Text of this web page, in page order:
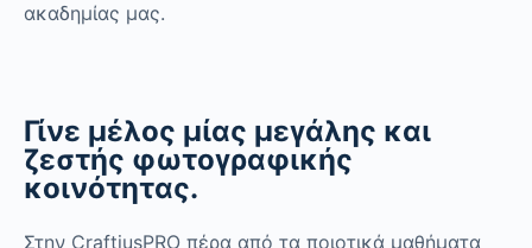
ακαδημίας μας.
Γίνε μέλος μίας μεγάλης και
ζεστής φωτογραφικής
κοινότητας.
Στην CraftiusPRO πέρα από τα ποιοτικά μαθήματα